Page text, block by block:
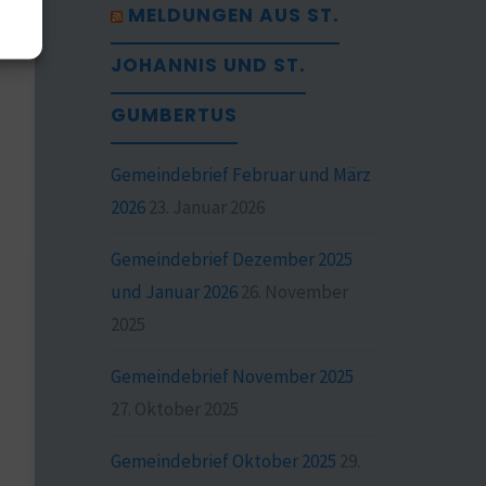
MELDUNGEN AUS ST.
JOHANNIS UND ST.
GUMBERTUS
Gemeindebrief Februar und März
202623. Januar 2026
Gemeindebrief Dezember 2025
und Januar 202626. November
2025
Gemeindebrief November 2025
27. Oktober 2025
Gemeindebrief Oktober 2025 29.